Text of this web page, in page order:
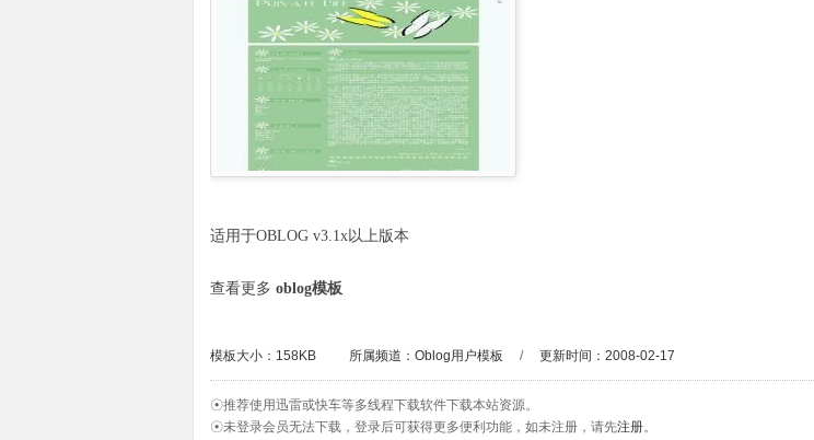
适用于OBLOG v3.1x以上版本
查看更多 oblog模板
模板大小：158KB 所属频道： Oblog用户模板 / 更新时间：2008-02-17
☉推荐使用迅雷或快车等多线程下载软件下载本站资源。
☉未登录会员无法下载，登录后可获得更多便利功能，如未注册，请先注册。